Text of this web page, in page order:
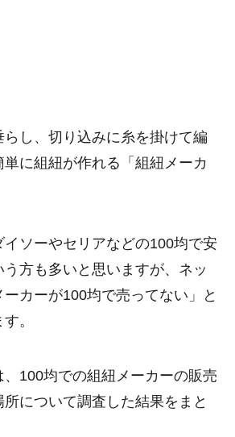
し、切り込みに糸を掛けて編
に組紐が作れる「組紐メーカ
ソーやセリアなどの100均で安
う方も多いと思いますが、ネッ
ーカーが100均で売ってない」と
。
100均での組紐メーカーの販売
について調査した結果をまと